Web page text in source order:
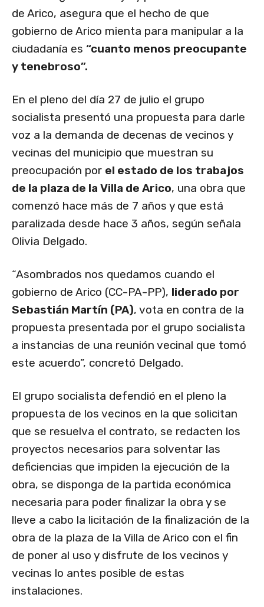
de Arico, asegura que el hecho de que
gobierno de Arico mienta para manipular a la
ciudadanía es “cuanto menos preocupante
y tenebroso”.
En el pleno del día 27 de julio el grupo
socialista presentó una propuesta para darle
voz a la demanda de decenas de vecinos y
vecinas del municipio que muestran su
preocupación por el estado de los trabajos
de la plaza de la Villa de Arico, una obra que
comenzó hace más de 7 años y que está
paralizada desde hace 3 años, según señala
Olivia Delgado.
“Asombrados nos quedamos cuando el
gobierno de Arico (CC-PA-PP), liderado por
Sebastián Martín (PA), vota en contra de la
propuesta presentada por el grupo socialista
a instancias de una reunión vecinal que tomó
este acuerdo”, concretó Delgado.
El grupo socialista defendió en el pleno la
propuesta de los vecinos en la que solicitan
que se resuelva el contrato, se redacten los
proyectos necesarios para solventar las
deficiencias que impiden la ejecución de la
obra, se disponga de la partida económica
necesaria para poder finalizar la obra y se
lleve a cabo la licitación de la finalización de la
obra de la plaza de la Villa de Arico con el fin
de poner al uso y disfrute de los vecinos y
vecinas lo antes posible de estas
instalaciones.